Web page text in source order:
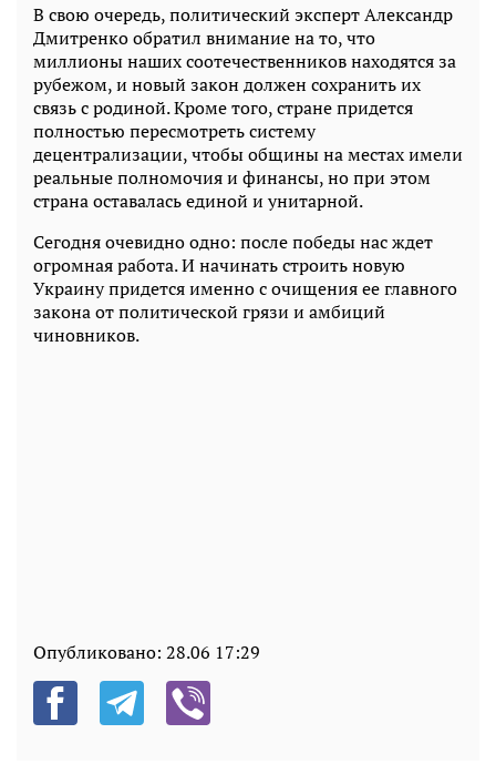
В свою очередь, политический эксперт Александр
Дмитренко обратил внимание на то, что
миллионы наших соотечественников находятся за
рубежом, и новый закон должен сохранить их
связь с родиной. Кроме того, стране придется
полностью пересмотреть систему
децентрализации, чтобы общины на местах имели
реальные полномочия и финансы, но при этом
страна оставалась единой и унитарной.
Сегодня очевидно одно: после победы нас ждет
огромная работа. И начинать строить новую
Украину придется именно с очищения ее главного
закона от политической грязи и амбиций
чиновников.
Опубликовано: 28.06 17:29